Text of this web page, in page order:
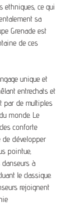
ethniques, ce qui
sa
Grenade est
de ces
unique et
entrechats et
par de multiples
monde. Le
conforte
de développer
pointue,
à
le classique.
rejoignent